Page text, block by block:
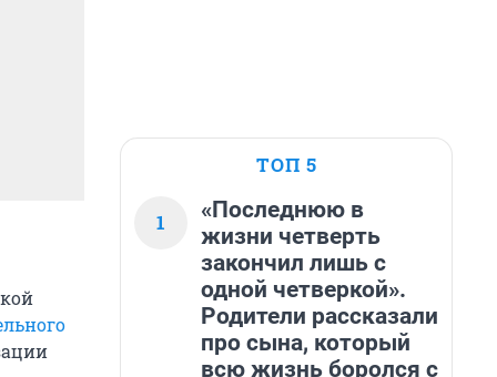
ТОП 5
1
«Последнюю в
жизни четверть
закончил лишь с
одной четверкой».
Родители рассказали
про сына, который
всю жизнь боролся с